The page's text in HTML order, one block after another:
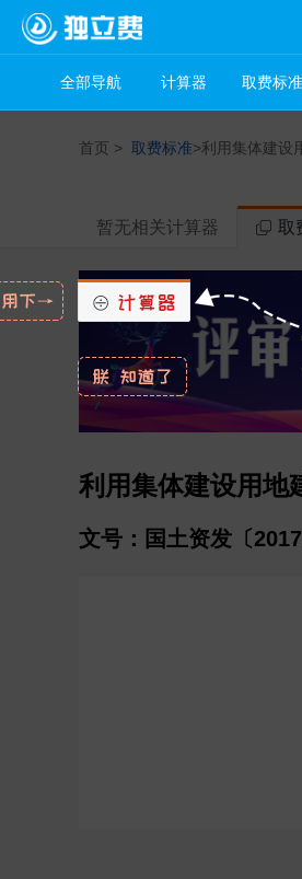
全部导航 计算器 取费标准
首页 > 取费标准>利用集体建设
暂无相关计算器 取
利用集体建设用地
文号：国土资发〔